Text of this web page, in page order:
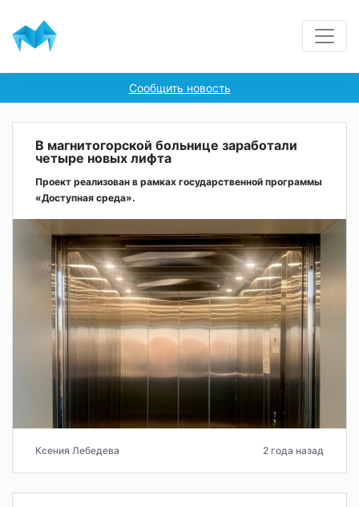
Сообщить новость
В магнитогорской больнице заработали
четыре новых лифта
Проект реализован в рамках государственной программы
«Доступная среда».
Ксения Лебедева 2 года назад